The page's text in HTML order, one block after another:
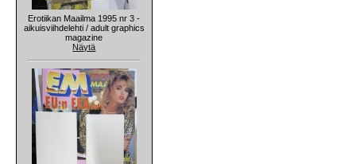
Erotiikan Maailma 1995 nr 3 -
aikuisviihdelehti / adult graphics
magazine
Näytä